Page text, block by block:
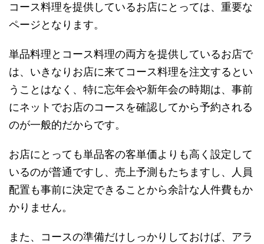
コース料理を提供しているお店にとっては、重要な
ページとなります。
単品料理とコース料理の両方を提供しているお店で
は、いきなりお店に来てコース料理を注文するとい
うことはなく、特に忘年会や新年会の時期は、事前
にネットでお店のコースを確認してから予約される
のが一般的だからです。
お店にとっても単品客の客単価よりも高く設定して
いるのが普通ですし、売上予測もたちますし、人員
配置も事前に決定できることから余計な人件費もか
かりません。
また、コースの準備だけしっかりしておけば、アラ